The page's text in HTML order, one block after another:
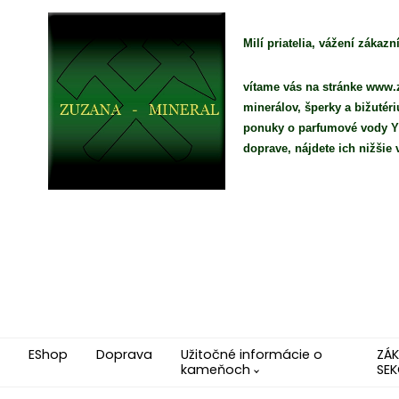
Milí priatelia, vážení
vítame vás na stránke
minerálov, šperky a
ponuky o parfumové vody
doprave, nájdete ich nižšie
EShop Doprava
Užitočné informácie o
kameňoch